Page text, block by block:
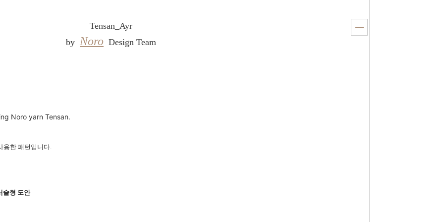
Tensan_Ayr
by Noro Design Team
Noro yarn Tensan.
용한 패턴입니다.
술형 도안